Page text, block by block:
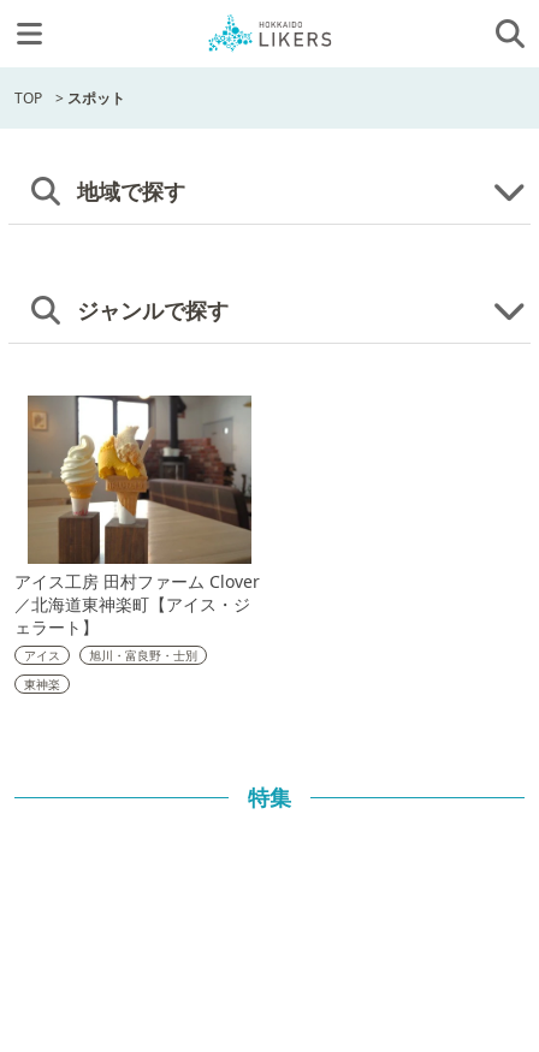
TOP > スポット
地域で探す
ジャンルで探す
アイス工房 田村ファーム Clover
／北海道東神楽町【アイス・ジ
ェラート】
アイス
旭川・富良野・士別
東神楽
特集